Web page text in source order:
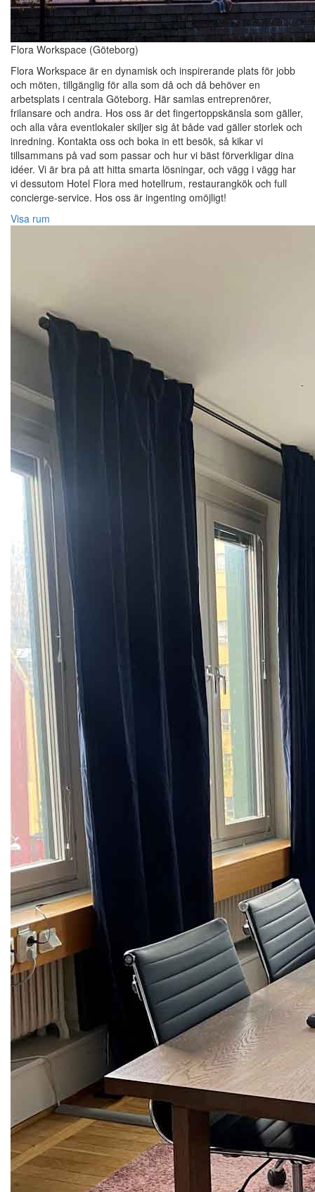
Flora Workspace (Göteborg)
Flora Workspace är en dynamisk och inspirerande plats för jobb
och möten, tillgänglig för alla som då och då behöver en
arbetsplats i centrala Göteborg. Här samlas entreprenörer,
frilansare och andra. Hos oss är det fingertoppskänsla som gäller,
och alla våra eventlokaler skiljer sig åt både vad gäller storlek och
inredning. Kontakta oss och boka in ett besök, så kikar vi
tillsammans på vad som passar och hur vi bäst förverkligar dina
idéer. Vi är bra på att hitta smarta lösningar, och vägg i vägg har
vi dessutom Hotel Flora med hotellrum, restaurangkök och full
concierge-service. Hos oss är ingenting omöjligt!
Visa rum